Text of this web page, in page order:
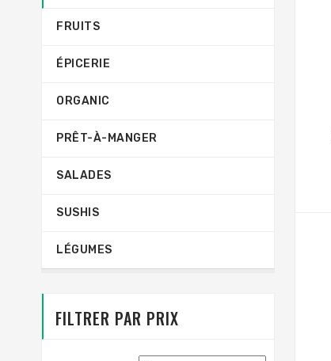
FRUITS
ÉPICERIE
ORGANIC
PRÊT-À-MANGER
SALADES
SUSHIS
LÉGUMES
FILTRER PAR PRIX